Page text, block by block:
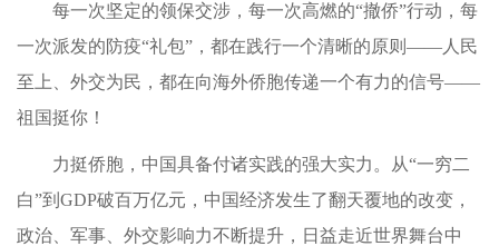
每一次坚定的领保交涉，每一次高燃的“撤侨”行动，每
一次派发的防疫“礼包”，都在践行一个清晰的原则——人民
至上、外交为民，都在向海外侨胞传递一个有力的信号——
祖国挺你！
力挺侨胞，中国具备付诸实践的强大实力。从“一穷二
白”到GDP破百万亿元，中国经济发生了翻天覆地的改变，
政治、军事、外交影响力不断提升，日益走近世界舞台中